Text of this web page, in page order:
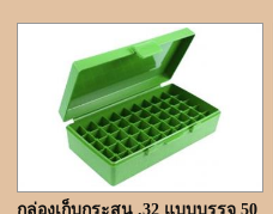
สินค้าลดราคา
เข้าสู่ระบบ
ขั้นตอนการสั่งซื้อ
แจ้งชำระเงิน
กล่องเก็บกระสุน .32 แบบบรรจุ 50